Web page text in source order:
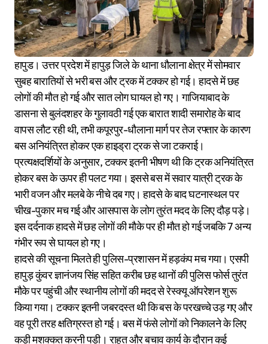
हापुड। उत्तर प्रदेश में हापुड़ जिले के थाना धौलाना क्षेत्र में सोमवार
सुबह बारातियों से भरी बस और ट्रक में टक्कर हो गई। हादसे में छह
लोगों की मौत हो गई और सात लोग घायल हो गए। गाजियाबाद के
डासना से बुलंदशहर के गुलावठी गई एक बारात शादी समारोह के बाद
वापस लौट रही थी, तभी कपूरपुर-धौलाना मार्ग पर तेज रफ्तार के कारण
बस अनियंत्रित होकर एक हाइड्रा ट्रक से जा टकराई।
प्रत्यक्षदर्शियों के अनुसार, टक्कर इतनी भीषण थी कि ट्रक अनियंत्रित
होकर बस के ऊपर ही पलट गया। इससे बस में सवार यात्री ट्रक के
भारी वजन और मलबे के नीचे दब गए। हादसे के बाद घटनास्थल पर
चीख-पुकार मच गई और आसपास के लोग तुरंत मदद के लिए दौड़ पड़े।
इस दर्दनाक हादसे में छह लोगों की मौके पर ही मौत हो गई जबकि 7 अन्य
गंभीर रूप से घायल हो गए।
हादसे की सूचना मिलते ही पुलिस-प्रशासन में हड़कंप मच गया। एसपी
हापुड़ कुंवर ज्ञानंजय सिंह सहित करीब छह थानों की पुलिस फोर्स तुरंत
मौके पर पहुंची और स्थानीय लोगों की मदद से रेस्क्यू ऑपरेशन शुरू
किया गया। टक्कर इतनी जबरदस्त थी कि बस के परखच्चे उड़ गए और
वह पूरी तरह क्षतिग्रस्त हो गई। बस में फंसे लोगों को निकालने के लिए
कड़ी मशक्कत करनी पड़ी। राहत और बचाव कार्य के दौरान कई